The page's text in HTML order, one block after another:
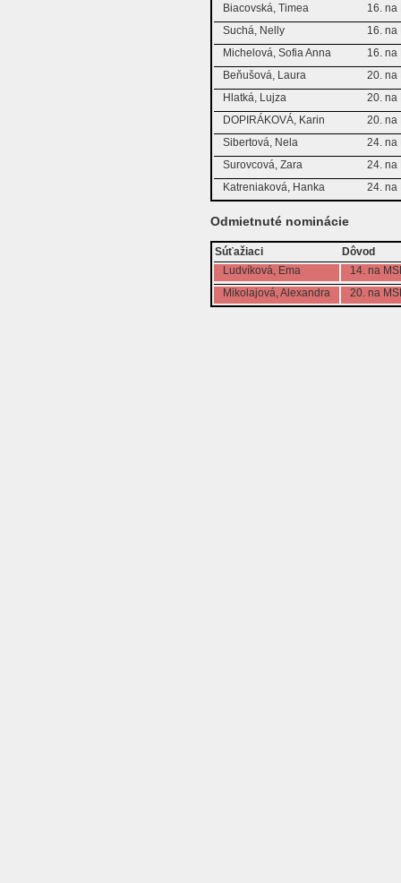
Biacovská, Timea
16. na
Suchá, Nelly
16. na
Michelová, Sofia Anna
16. na
Beňušová, Laura
20. na
Hlatká, Lujza
20. na
DOPIRÁKOVÁ, Karin
20. na
Sibertová, Nela
24. na
Surovcová, Zara
24. na
Katreniaková, Hanka
24. na
Odmietnuté nominácie
Súťažiaci
Dôvod
Ludvíková, Ema
14. na
Mikolajová, Alexandra
20. na